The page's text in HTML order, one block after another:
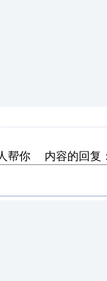
帮你 内容的回复